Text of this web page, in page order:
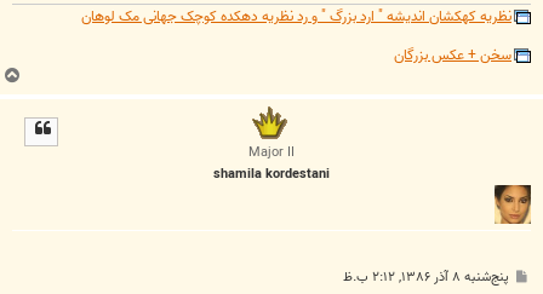
نظریه کهکشان اندیشه " ارد بزرگ " و رد نظریه دهکده کوچک جهانی مک لوهان
سخن + عکس بزرگان
ب
ا
Major II
shamila kordestani
پ پنج‌شنبه ۸ آذر ۱۳۸۶, ۲:۱۲ ب.ظ